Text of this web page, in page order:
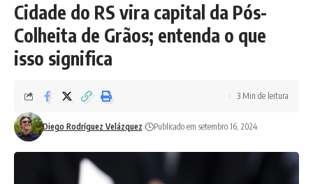
Cidade do RS vira capital da Pós-
Colheita de Grãos; entenda o que
isso significa
Diego Rodríguez Velázquez Publicado em setembro 16, 2024
3 Min de leitura